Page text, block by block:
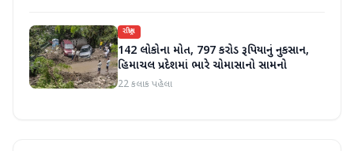
રાષ્ટ્રીય
142 લોકોના મોત, 797 કરોડ રૂપિયાનું નુકસાન,
હિમાચલ પ્રદેશમાં ભારે ચોમાસાનો સામનો
22 કલાક પહેલા